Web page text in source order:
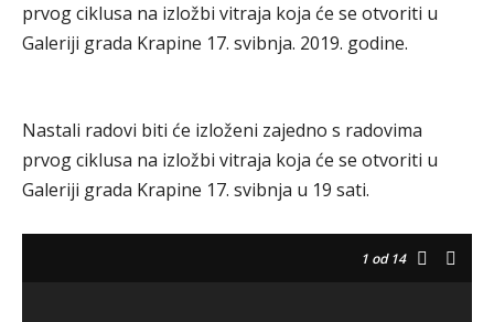
prvog ciklusa na izložbi vitraja koja će se otvoriti u
Galeriji grada Krapine 17. svibnja. 2019. godine.
Nastali radovi biti će izloženi zajedno s radovima
prvog ciklusa na izložbi vitraja koja će se otvoriti u
Galeriji grada Krapine 17. svibnja u 19 sati.
1 od 14